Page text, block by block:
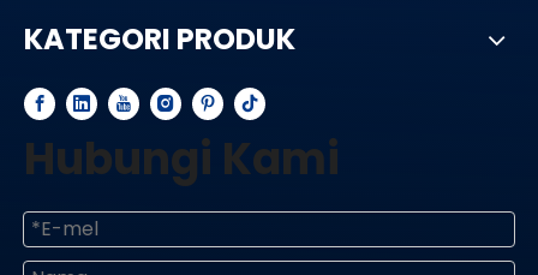
KATEGORI PRODUK
Hubungi Kami